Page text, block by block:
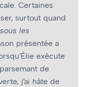
Certaines
surtout quand
les
présentée a
exécute
de
j’ai hâte de